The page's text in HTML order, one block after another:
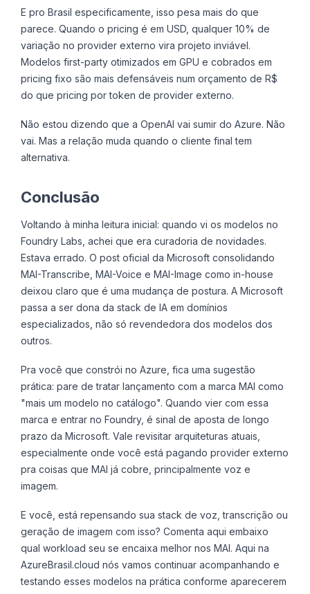
E pro Brasil especificamente, isso pesa mais do que
parece. Quando o pricing é em USD, qualquer 10% de
variação no provider externo vira projeto inviável.
Modelos first-party otimizados em GPU e cobrados em
pricing fixo são mais defensáveis num orçamento de R$
do que pricing por token de provider externo.
Não estou dizendo que a OpenAI vai sumir do Azure. Não
vai. Mas a relação muda quando o cliente final tem
alternativa.
Conclusão
Voltando à minha leitura inicial: quando vi os modelos no
Foundry Labs, achei que era curadoria de novidades.
Estava errado. O post oficial da Microsoft consolidando
MAI-Transcribe, MAI-Voice e MAI-Image como in-house
deixou claro que é uma mudança de postura. A Microsoft
passa a ser dona da stack de IA em domínios
especializados, não só revendedora dos modelos dos
outros.
Pra você que constrói no Azure, fica uma sugestão
prática: pare de tratar lançamento com a marca MAI como
"mais um modelo no catálogo". Quando vier com essa
marca e entrar no Foundry, é sinal de aposta de longo
prazo da Microsoft. Vale revisitar arquiteturas atuais,
especialmente onde você está pagando provider externo
pra coisas que MAI já cobre, principalmente voz e
imagem.
E você, está repensando sua stack de voz, transcrição ou
geração de imagem com isso? Comenta aqui embaixo
qual workload seu se encaixa melhor nos MAI. Aqui na
AzureBrasil.cloud nós vamos continuar acompanhando e
testando esses modelos na prática conforme aparecerem